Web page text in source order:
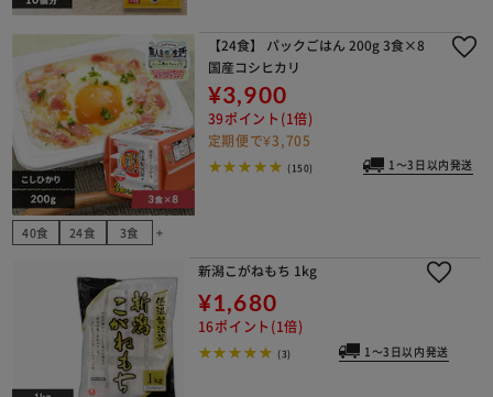
40食 24食 3食 add
【24食】 パックごはん 200g 3食×8
国産コシヒカリ
¥3,900
39ポイント(1倍)
定期便で¥3,705
(150) 1～3日以内発送
新潟こがねもち 1kg
¥1,680
16ポイント(1倍)
(3) 1～3日以内発送